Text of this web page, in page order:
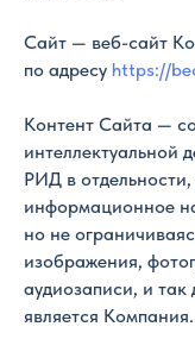
Сайт — веб-сайт
по адресу https://
Контент Сайта —
интеллектуальной
РИД в
информационное
но не
изображения,
аудиозаписи, и
является Компания.